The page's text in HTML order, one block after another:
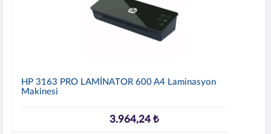
HP 3163 PRO LAMİNATOR 600 A4 Laminasyon
Makinesi
3.964,24 ₺